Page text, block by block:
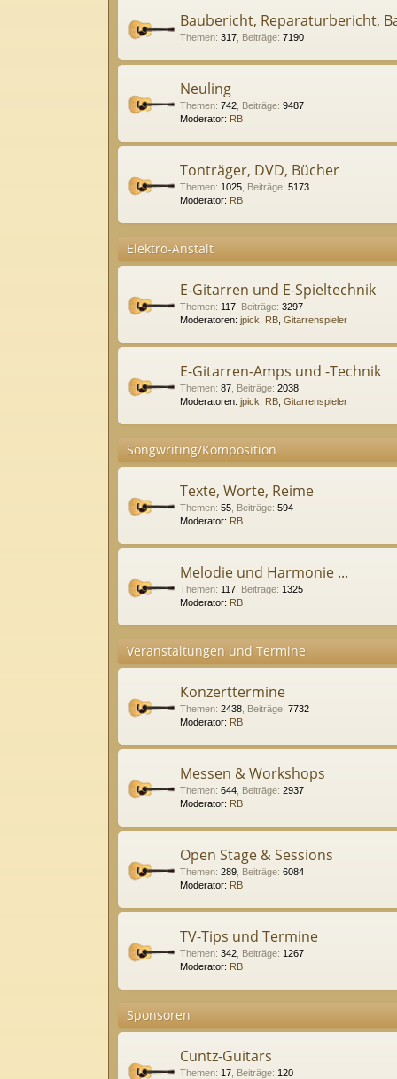
Baubericht, Reparaturbericht,
Themen: 317 Beiträge: 7190
Neuling
Themen: 742 Beiträge: 9487
Moderator: RB
Tonträger, DVD, Bücher
Themen: 1025 Beiträge: 5173
Moderator: RB
Elektro-Anstalt
E-Gitarren und E-Spieltechnik
Themen: 117 Beiträge: 3297
Moderatoren: jpick RB Gitarrenspieler
E-Gitarren-Amps und -Technik
Themen: 87 Beiträge: 2038
Moderatoren: jpick RB Gitarrenspieler
Songwriting/Komposition
Texte, Worte, Reime
Themen: 55 Beiträge: 594
Moderator: RB
Melodie und Harmonie ...
Themen: 117 Beiträge: 1325
Moderator: RB
Veranstaltungen und Termine
Konzerttermine
Themen: 2438 Beiträge: 7732
Moderator: RB
Messen & Workshops
Themen: 644 Beiträge: 2937
Moderator: RB
Open Stage & Sessions
Themen: 289 Beiträge: 6084
Moderator: RB
TV-Tips und Termine
Themen: 342 Beiträge: 1267
Moderator: RB
Sponsoren
Cuntz-Guitars
Themen: 17 Beiträge: 120